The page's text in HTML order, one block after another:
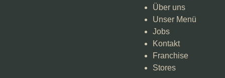
Über uns
Unser Menü
Jobs
Kontakt
Franchise
Stores